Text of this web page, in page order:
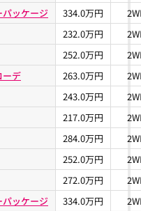
ッケージ
334.0万円
232.0万円
252.0万円
デ
263.0万円
243.0万円
217.0万円
284.0万円
252.0万円
272.0万円
ッケージ
334.0万円